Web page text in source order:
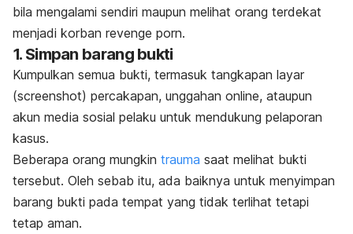
bila mengalami sendiri maupun melihat orang terdekat
menjadi korban revenge porn.
1. Simpan barang bukti
Kumpulkan semua bukti, termasuk tangkapan layar
(screenshot) percakapan, unggahan online, ataupun
akun media sosial pelaku untuk mendukung pelaporan
kasus.
Beberapa orang mungkin trauma saat melihat bukti
tersebut. Oleh sebab itu, ada baiknya untuk menyimpan
barang bukti pada tempat yang tidak terlihat tetapi
tetap aman.